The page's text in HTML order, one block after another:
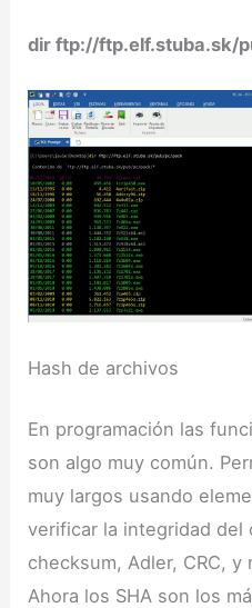
dir ftp://ftp.elf.stuba.sk/
Hash de archivos
En programación las
son algo muy común.
muy largos usando
verificar la integridad del
checksum, Adler, CRC,
Ahora los SHA son los